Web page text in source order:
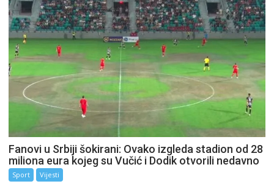
Fanovi u Srbiji šokirani: Ovako izgleda stadion od 28
miliona eura kojeg su Vučić i Dodik otvorili nedavno
Sport Vijesti